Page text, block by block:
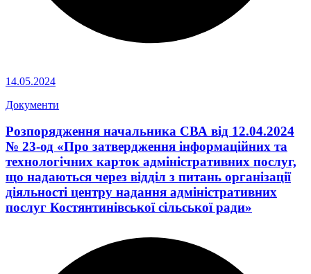
14.05.2024
Документи
Розпорядження начальника СВА від 12.04.2024
№ 23-од «Про затвердження інформаційних та
технологічних карток адміністративних послуг,
що надаються через відділ з питань організації
діяльності центру надання адміністративних
послуг Костянтинівської сільської ради»